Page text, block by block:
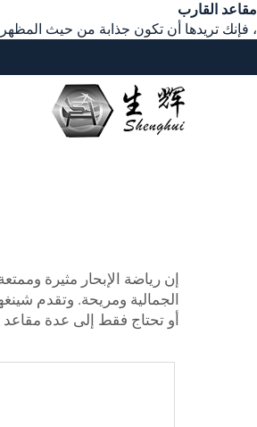
مقاعد القارب
، فإنك تريدها أن تكون جذابة من حيث
إن رياضة الإبحار مثيرة
الجمالية ومريحة. وتقدم
أو تحتاج فقط إلى عدة